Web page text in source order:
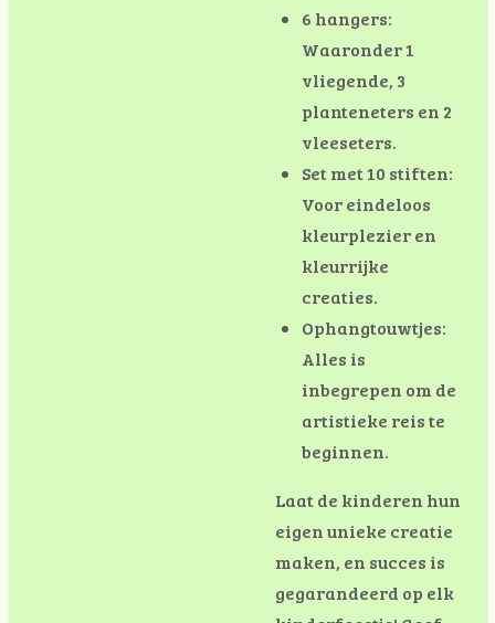
6 hangers:
Waaronder 1
vliegende, 3
planteneters en 2
vleeseters.
Set met 10 stiften:
Voor eindeloos
kleurplezier en
kleurrijke
creaties.
Ophangtouwtjes:
Alles is
inbegrepen om de
artistieke reis te
beginnen.
Laat de kinderen hun
eigen unieke creatie
maken, en succes is
gegarandeerd op elk